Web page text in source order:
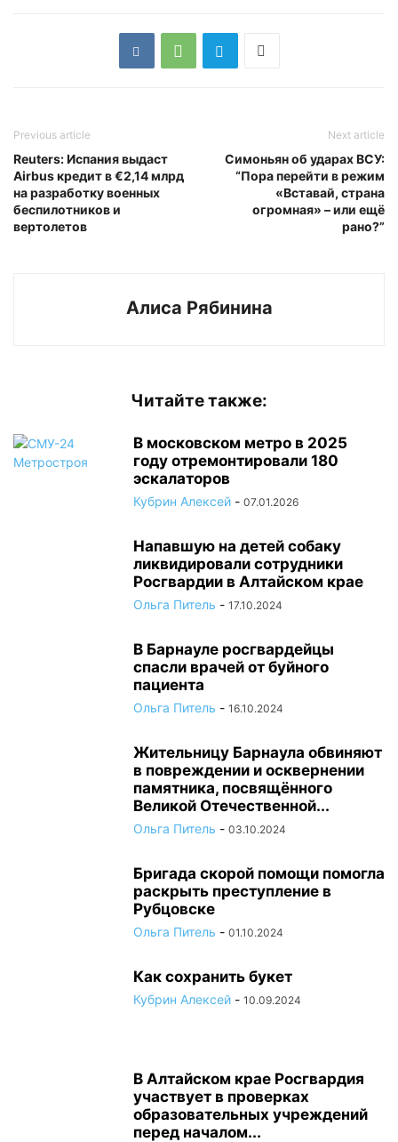
Previous article
Reuters: Испания выдаст
Airbus кредит в €2,14 млрд
на разработку военных
беспилотников и
вертолетов
Next article
Симоньян об ударах ВСУ:
“Пора перейти в режим
«Вставай, страна
огромная» – или ещё
рано?”
Алиса Рябинина
Читайте также:
В московском метро в 2025
году отремонтировали 180
эскалаторов
Кубрин Алексей - 07.01.2026
Напавшую на детей собаку
ликвидировали сотрудники
Росгвардии в Алтайском крае
Ольга Питель - 17.10.2024
В Барнауле росгвардейцы
спасли врачей от буйного
пациента
Ольга Питель - 16.10.2024
Жительницу Барнаула обвиняют
в повреждении и осквернении
памятника, посвящённого
Великой Отечественной...
Ольга Питель - 03.10.2024
Бригада скорой помощи помогла
раскрыть преступление в
Рубцовске
Ольга Питель - 01.10.2024
Как сохранить букет
Кубрин Алексей - 10.09.2024
В Алтайском крае Росгвардия
участвует в проверках
образовательных учреждений
перед началом...